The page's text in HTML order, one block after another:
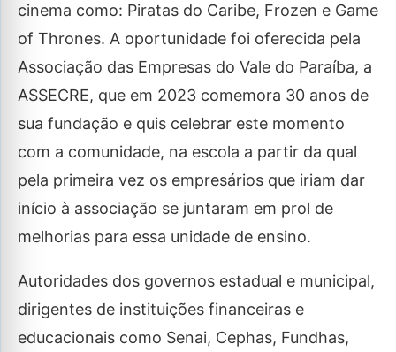
cinema como: Piratas do Caribe, Frozen e Game
of Thrones. A oportunidade foi oferecida pela
Associação das Empresas do Vale do Paraíba, a
ASSECRE, que em 2023 comemora 30 anos de
sua fundação e quis celebrar este momento
com a comunidade, na escola a partir da qual
pela primeira vez os empresários que iriam dar
início à associação se juntaram em prol de
melhorias para essa unidade de ensino.
Autoridades dos governos estadual e municipal,
dirigentes de instituições financeiras e
educacionais como Senai, Cephas, Fundhas,